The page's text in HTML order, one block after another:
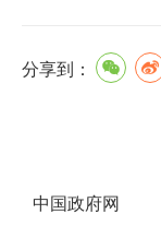
分享到：
中国政府网